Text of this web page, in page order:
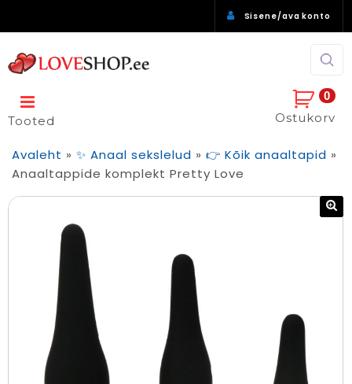
Sisene/ava konto
0
Ostukorv
Tooted
Avaleht » ✨ Anaal sekslelud » 👉 Kõik anaaltapid »
Anaaltappide komplekt Pretty Love
🔍